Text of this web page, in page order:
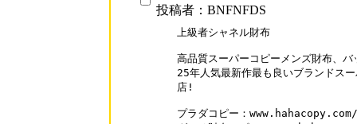
投稿者：BNFNFDS
上級者シャネル財布
高品質スーパーコピーメンズ財布、バ
25年人気最新作最も良いブランドス
店!
プラダコピー：